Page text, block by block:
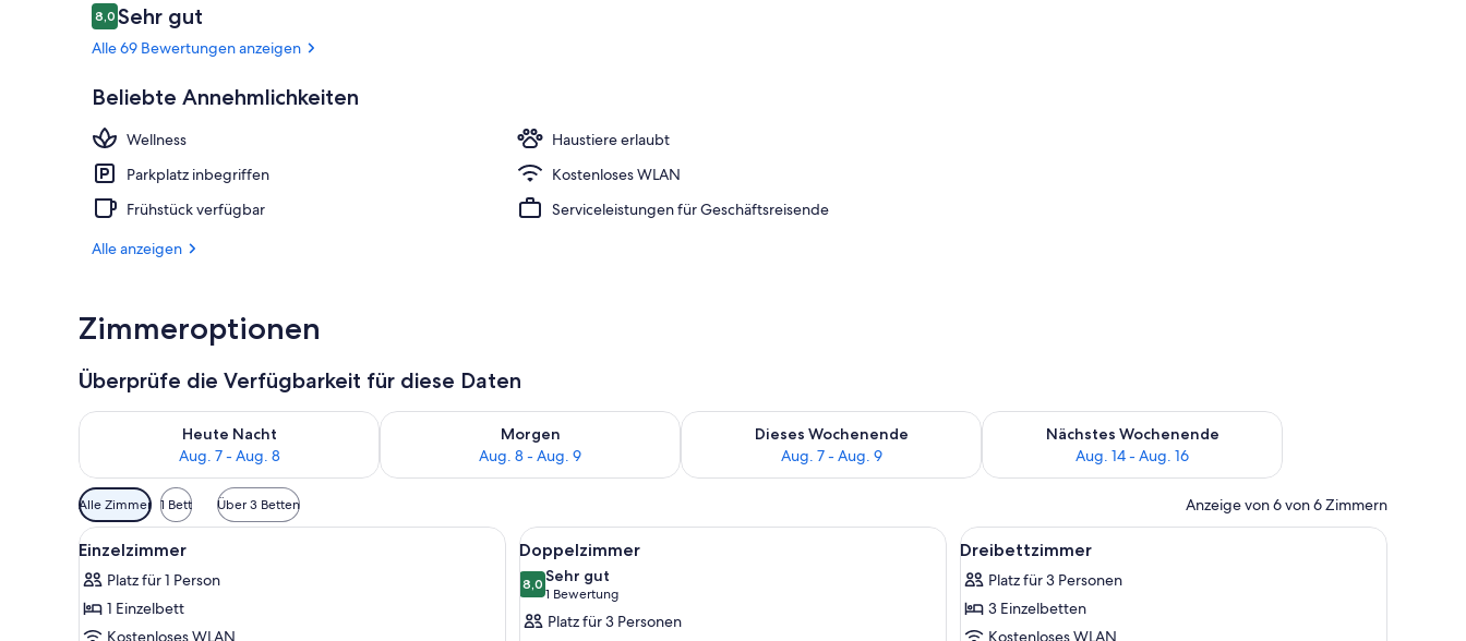
Bewertungen
8,08,0 von 10.
Sehr gut
Alle 69 Bewertungen anzeigen
Beliebte Annehmlichkeiten
Wellness
Haustiere erlaubt
Parkplatz inbegriffen
Kostenloses WLAN
Frühstück verfügbar
Serviceleistungen für Geschäftsreisende
Alle anzeigen
Zimmeroptionen
Überprüfe die Verfügbarkeit für diese Daten
Heute Nacht
Aug. 7 - Aug. 8
Überprüfe die Verfügbarkeit für heute Nacht, Aug. 7 - Aug. 8.
Morgen
Aug. 8 - Aug. 9
Überprüfe die Verfügbarkeit für morgen, Aug. 8 - Aug. 9.
Dieses Wochenende
Aug. 7 - Aug. 9
Überprüfe die Verfügbarkeit für dieses Wochenende, Aug. 7 - Aug. 9.
Nächstes Wochenende
Aug. 14 - Aug. 16
Überprüfe die Verfügbarkeit für nächstes Wochenende, Aug.
Verfügbare
Filter
für
Alle Zimmer 1 Bett Über 3 Betten Anzeige von 6 von 6 Zimmern
Alle
Fotos
für
Einzelzimmer
Ein Hotelzimmer mit einem Bett, einem Fernseher, einem Schreibtisch mit Stuhl, einem Koffer und einem durchgegangene Tür sichtbaren Badezimmer.
9
Einzelzimmer
Platz für 1 Person
1 Einzelbett
Kostenloses WLAN
Alle
Fotos
für
Doppelzimmer
Zimmersafe, kostenloses WLAN, Bettwäsche
7
Doppelzimmer
8,08,0 von 10
Sehr gut
1 Bewertung
(1
Bewertung)
Platz für 3 Personen
Alle
Fotos
für
Dreibettzimmer
Ein Zimmer mit zwei Betten, einem
6
Dreibettzimmer
Platz für 3 Personen
3 Einzelbetten
Kostenloses WLAN